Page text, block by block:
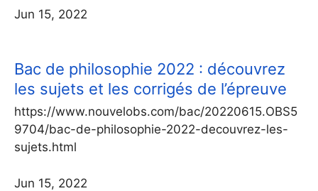
Jun 15, 2022
Bac de philosophie 2022 : découvrez
les sujets et les corrigés de l’épreuve
https://www.nouvelobs.com/bac/20220615.OBS5
9704/bac-de-philosophie-2022-decouvrez-les-
sujets.html
Jun 15, 2022